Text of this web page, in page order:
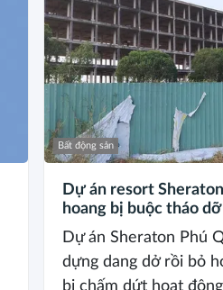
Bất động sản
Dự án resort
hoang bị buộc tháo dỡ
Dự án Sheraton Phú
dựng dang dở rồi bỏ
bị chấm dứt hoạt